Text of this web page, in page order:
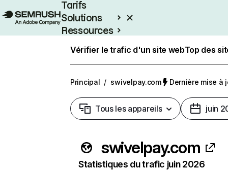
Tarifs
Solutions
Ressources
Vérifier le trafic d'un site webTop des
Principal / swivelpay.com Dernière mise à
Tous les appareils juin
swivelpay.com
Statistiques du trafic juin 2026